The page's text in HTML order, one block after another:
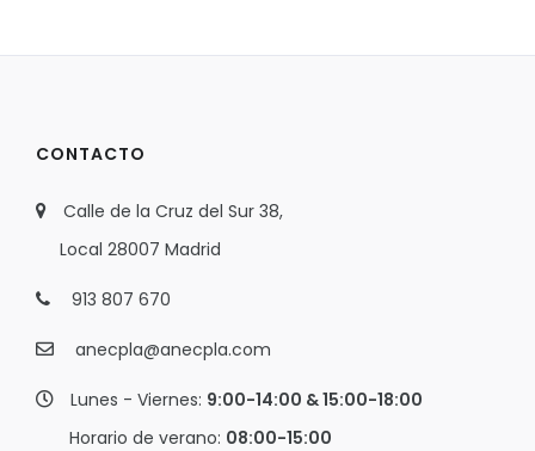
CONTACTO
Calle de la Cruz del Sur 38,
Local 28007 Madrid
913 807 670
anecpla@anecpla.com
Lunes - Viernes: 9:00-14:00 & 15:00-18:00
Horario de verano: 08:00-15:00